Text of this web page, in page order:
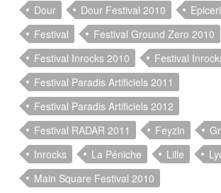
Dour
Dour Festival 2010
Festival
Festival Ground Zero 2010
Festival Inrocks 2010
Festival
Festival Paradis Artificiels 2011
Festival Paradis Artificiels 2012
Festival RADAR 2011
Feyzin
Inrocks
La Péniche Lille
Main Square Festival 2010